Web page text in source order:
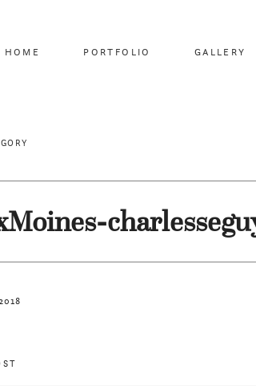
HOME PORTFOLIO GALLERY